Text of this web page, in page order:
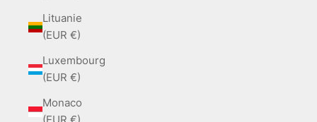
Lituanie
(EUR €)
Luxembourg
(EUR €)
Monaco